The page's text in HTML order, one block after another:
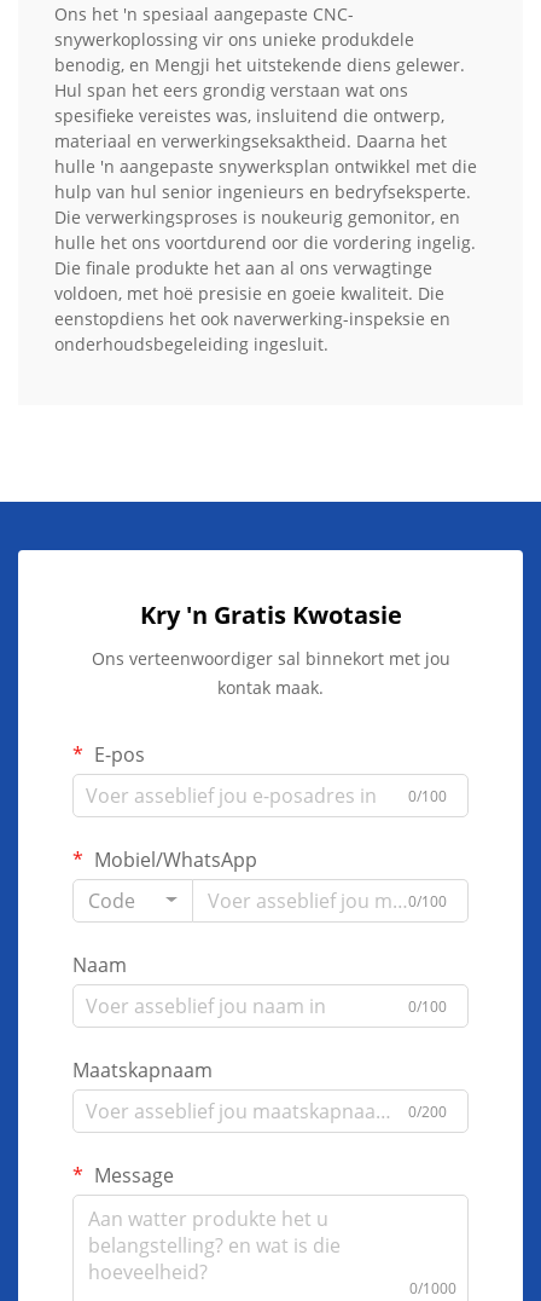
Ons het 'n spesiaal aangepaste CNC-
snywerkoplossing vir ons unieke produkdele
benodig, en Mengji het uitstekende diens gelewer.
Hul span het eers grondig verstaan wat ons
spesifieke vereistes was, insluitend die ontwerp,
materiaal en verwerkingseksaktheid. Daarna het
hulle 'n aangepaste snywerksplan ontwikkel met die
hulp van hul senior ingenieurs en bedryfseksperte.
Die verwerkingsproses is noukeurig gemonitor, en
hulle het ons voortdurend oor die vordering ingelig.
Die finale produkte het aan al ons verwagtinge
voldoen, met hoë presisie en goeie kwaliteit. Die
eenstopdiens het ook naverwerking-inspeksie en
onderhoudsbegeleiding ingesluit.
Kry 'n Gratis Kwotasie
Ons verteenwoordiger sal binnekort met jou
kontak maak.
E-pos
0/100
Mobiel/WhatsApp
Code
0/100
Naam
0/100
Maatskapnaam
0/200
Message
0/1000